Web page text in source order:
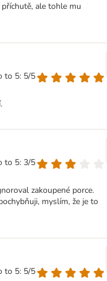
ale tohle mu
to 5: 5/5
to 5: 3/5
zakoupené porce.
myslím, že je to
to 5: 5/5